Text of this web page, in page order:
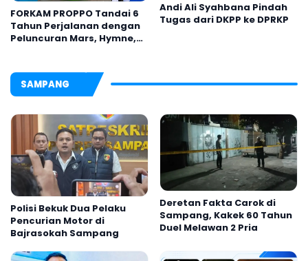
FORKAM PROPPO Tandai 6
Tahun Perjalanan dengan
Peluncuran Mars, Hymne,
Andi Ali Syahbana Pindah
Tugas dari DKPP ke DPRKP
SAMPANG
Polisi Bekuk Dua Pelaku
Pencurian Motor di
Bajrasokah Sampang
Deretan Fakta Carok di
Sampang, Kakek 60 Tahun
Duel Melawan 2 Pria